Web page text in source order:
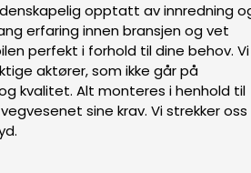
opptatt av innredning
erfaring innen bransjen og vet
perfekt i forhold til dine behov. Vi
aktører, som ikke går på
kvalitet. Alt monteres i henhold til
sine krav. Vi strekker oss